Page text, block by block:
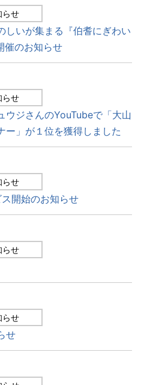
らせ
しいが集まる『伯耆にぎわい
催のお知らせ
らせ
ウジさんのYouTubeで「大山
ー」が１位を獲得しました
らせ
ス開始のお知らせ
らせ
らせ
せ